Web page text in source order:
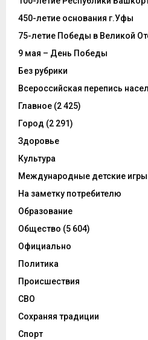
450-летие основания г.Уфы
75-летие Победы в Великой
9 мая – День Победы
Без рубрики
Всероссийская перепись
Главное (2 425)
Город (2 291)
Здоровье
Культура
Международные детские игры
На заметку потребителю
Образование
Общество (5 604)
Официально
Политика
Происшествия
СВО
Сохраняя традиции
Спорт